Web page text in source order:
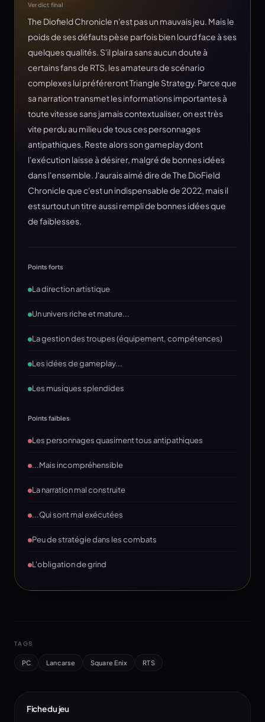
Verdict final
The Diofield Chronicle n'est pas un mauvais jeu. Mais le
poids de ses défauts pèse parfois bien lourd face à ses
quelques qualités. S'il plaira sans aucun doute à
certains fans de RTS, les amateurs de scénario
complexes lui préféreront Triangle Strategy. Parce que
sa narration transmet les informations importantes à
toute vitesse sans jamais contextualiser, on est très
vite perdu au milieu de tous ces personnages
antipathiques. Reste alors son gameplay dont
l'exécution laisse à désirer, malgré de bonnes idées
dans l'ensemble. J'aurais aimé dire de The DioField
Chronicle que c'est un indispensable de 2022, mais il
est surtout un titre aussi rempli de bonnes idées que
de faiblesses.
Points forts
La direction artistique
Un univers riche et mature...
La gestion des troupes (équipement, compétences)
Les idées de gameplay...
Les musiques splendides
Points faibles
Les personnages quasiment tous antipathiques
...Mais incompréhensible
La narration mal construite
...Qui sont mal exécutées
Peu de stratégie dans les combats
L'obligation de grind
TAGS
PC Lancarse Square Enix RTS
Fiche du jeu